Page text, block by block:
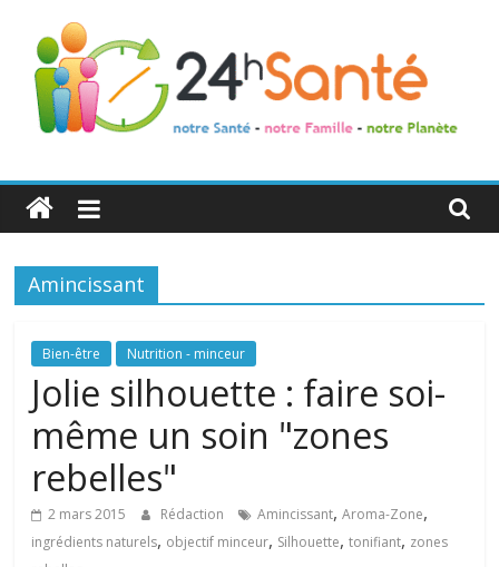
24h
Santé
La
de
toute
famille
Amincissant
Bien-être Nutrition - minceur
Jolie silhouette : faire soi-
même un soin "zones
rebelles"
2 mars 2015 Rédaction Amincissant,Aroma-Zone,
ingrédients naturels, objectif minceur, Silhouette,tonifiant, zones